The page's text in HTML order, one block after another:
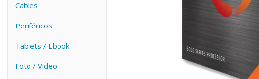
Cables
Periféricos
Tablets / Ebook
Foto / Video